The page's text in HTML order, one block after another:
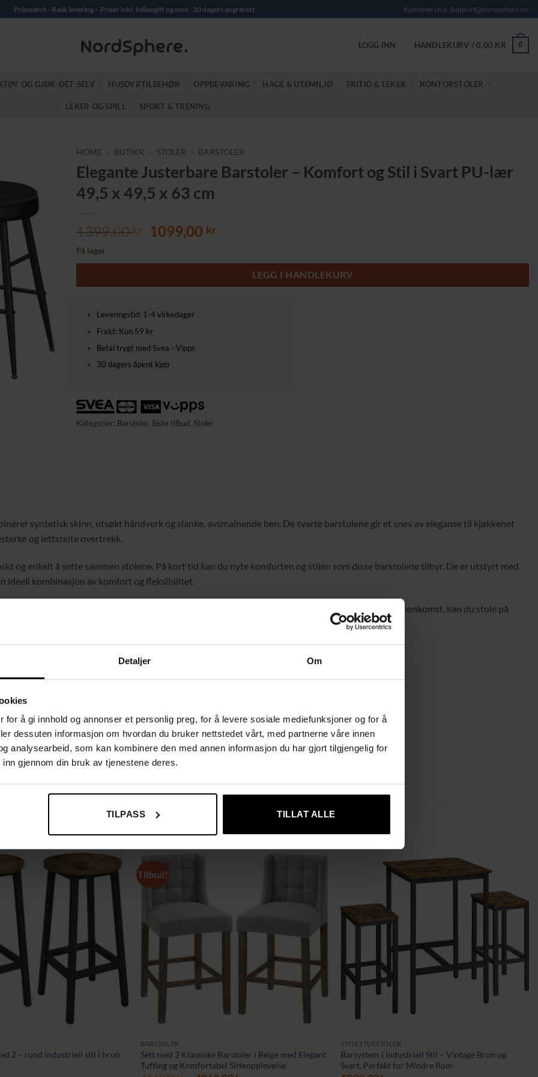
Detaljer Om
for å gi innhold og annonser et personlig preg, for å levere sosiale mediefunksjoner og for å
dessuten informasjon om hvordan du bruker nettstedet vårt, med partnerne våre innen
analysearbeid, som kan kombinere den med annen informasjon du har gjort tilgjengelig for
gjennom din bruk av tjenestene deres.
TILPASS TILLAT ALLE
Prismatch - Rask levering – Priser inkl. tollavgift og mva - 30 dagers angrerett Kundeservice: Support@nordsphere.no
LOGG INN HANDLEKURV /0,00 KR 0
OG GJØR-DET-SELV HUSDYRTILBEHØR OPPBEVARING HAGE & UTEMILJØ FRITID & LEKER KONTORSTOLER
LEKER OG SPILL SPORT & TRENING
HOME BUTIKK STOLER BARSTOLER
Elegante Justerbare Barstoler – Komfort og Stil i Svart PU-lær
49,5 x 49,5 x 63 cm
1399,00kr
Opprinnelig
var:
1099,00 krNåværende
er:
1099,00 kr.
På lager
LEGG I HANDLEKURV
Leveringstid: 1-4 virkedager
Frakt: Kun 59 kr
Betal trygt med Svea - Vipps
30 dagers åpent kjøp
Kategorier: Barstoler, Siste tilbud, Stoler
syntetisk skinn, utsøkt håndverk og slanke, avsmalnende ben. De svarte barstolene gir et snev av eleganse til kjøkkenet
og lettstelte overtrekk.
og enkelt å sette sammen stolene. På kort tid kan du nyte komforten og stilen som disse barstolene tilbyr. De er utstyrt med
ideell kombinasjon av komfort og fleksibilitet.
gulv, samtidig som de beskytter gulvet mot riper. Enten du nyter en rolig kveld eller en livlig sammenkomst, kan du stole på
er søl enkelt å tørke bort, noe som holder stolene elegante og rene.
som kombinerer moderne design med funksjonalitet.
2 – rund industriell stil i brun
Tilbud!
BARSTOLER
Sett med 2 Klassiske Barstoler i Beige med Elegant
Tufting og Komfortabel Sitteopplevelse
SPISESTUESTOLER
Barsystem i Industriell Stil – Vintage Brun og
Svart, Perfekt for Mindre Rom